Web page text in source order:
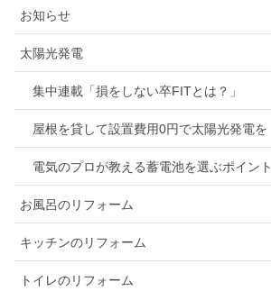
お知らせ
太陽光発電
集中連載「損をしない卒FITとは？」
屋根を貸して設置費用0円で太陽光発電を
電気のプロが教える蓄電池を選ぶポイント
お風呂のリフォーム
キッチンのリフォーム
トイレのリフォーム